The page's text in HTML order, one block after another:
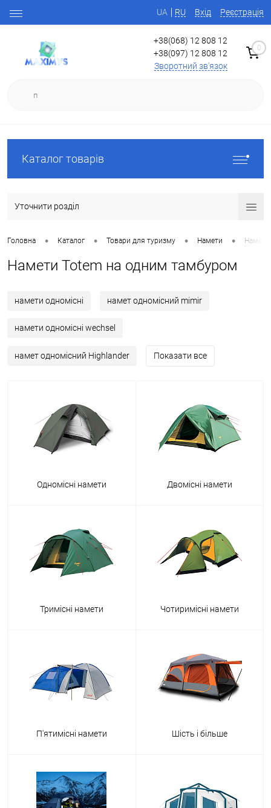
UA RU Вхід Реєстрація
+38(068) 12 808 12
+38(097) 12 808 12
Зворотний зв'язок
0
Каталог товарів
Уточнити розділ
Головна • Каталог • Товари для туризму • Намети •
Намети Totem на одним тамбуром
намети одномісні намет одномісний mimir
намети одномісні wechsel
намет одномісний Highlander Показати все
Одномісні намети Двомісні намети
Тримісні намети Чотиримісні намети
П'ятимісні намети Шість і більше